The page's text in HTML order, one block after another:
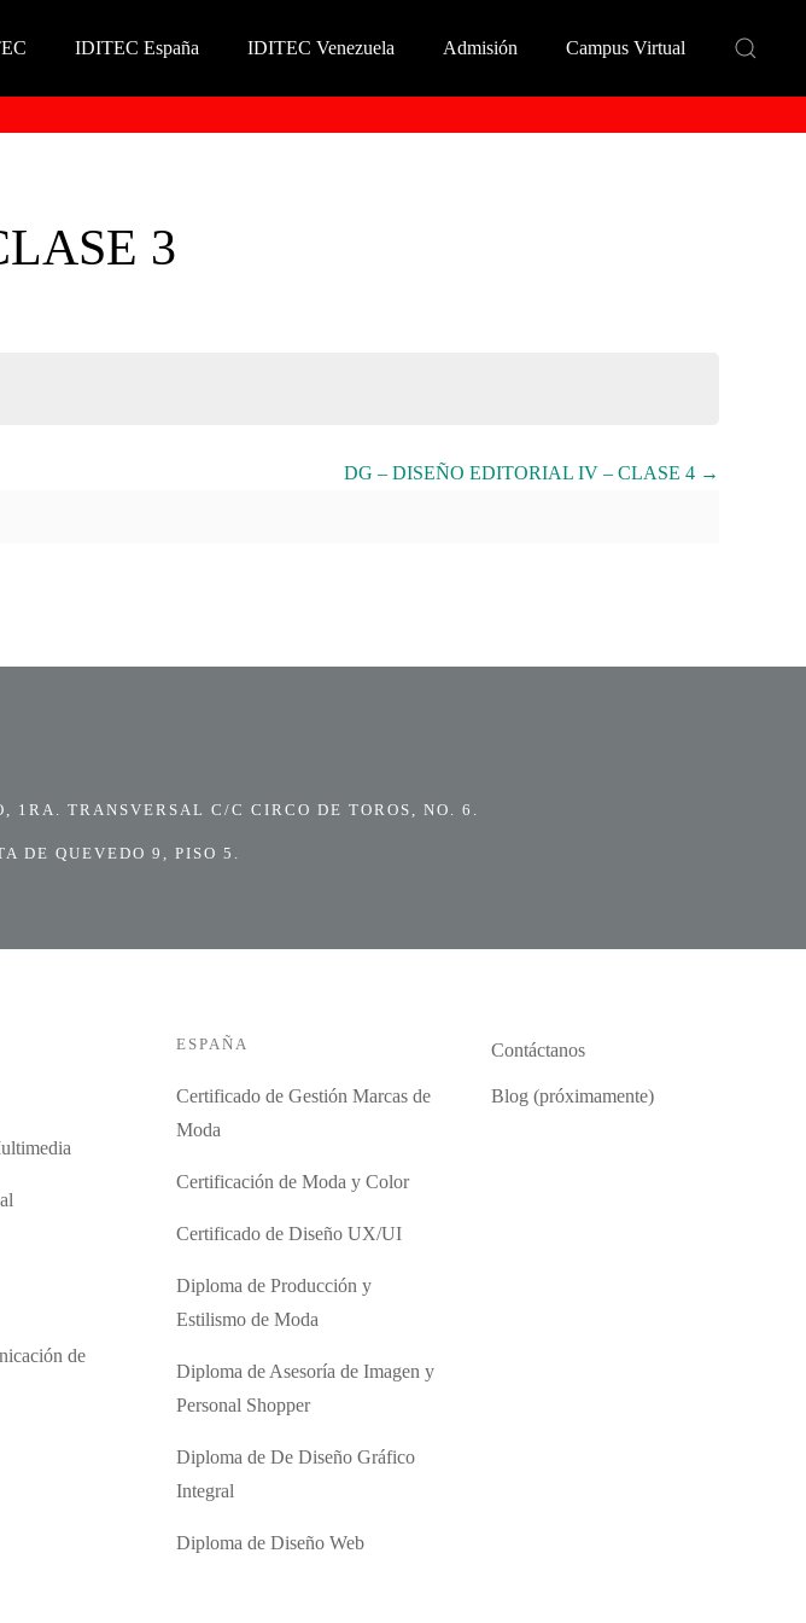
IDITEC España IDITEC Venezuela Admisión Campus Virtual
3
DG – DISEÑO EDITORIAL IV – CLASE 4
TRANSVERSAL C/C CIRCO DE TOROS, NO. 6.
DE QUEVEDO 9, PISO 5.
de
ESPAÑA
Certificado de Gestión Marcas de
Moda
Certificación de Moda y Color
Certificado de Diseño UX/UI
Diploma de Producción y
Estilismo de Moda
Diploma de Asesoría de Imagen y
Personal Shopper
Diploma de De Diseño Gráfico
Integral
Diploma de Diseño Web
Contáctanos
Blog (próximamente)